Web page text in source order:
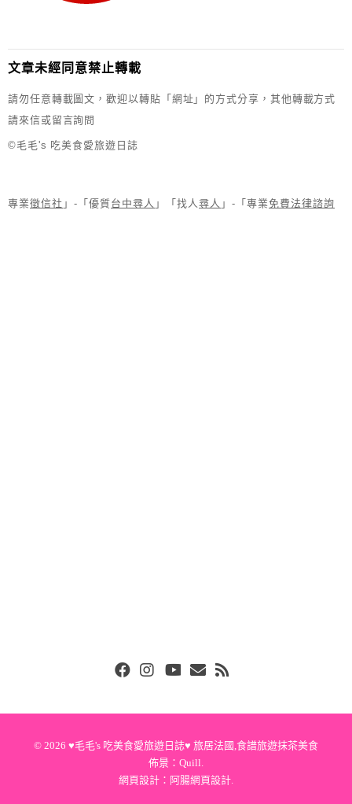
文章未經同意禁止轉載
請勿任意轉載圖文，歡迎以轉貼「網址」的方式分享，其他轉載方式
請來信或留言詢問
©毛毛's 吃美食愛旅遊日誌
專業徵信社 」-「優質台中尋人 」「找人 尋人 」-「專業免費法律諮詢
© 2026 ♥毛毛's 吃美食愛旅遊日誌♥ 旅居法國,食譜旅遊抹茶美食
佈景： Quill
網頁設計： 阿腸網頁設計